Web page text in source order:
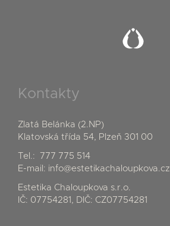
Kontakty
Zlatá Belánka (2.NP)
Klatovská třída 54, Plzeň 301 00
Tel.:
777 775 514
E-mail: info@estetikachaloupkova.cz
Estetika Chaloupkova s.r.o.
IČ: 07754281, DIČ: CZ07754281